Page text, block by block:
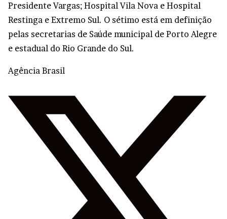
Presidente Vargas; Hospital Vila Nova e Hospital
Restinga e Extremo Sul. O sétimo está em definição
pelas secretarias de Saúde municipal de Porto Alegre
e estadual do Rio Grande do Sul.
Agência Brasil